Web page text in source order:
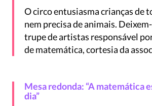
O circo entusiasma crianças de
nem precisa de animais.
trupe de artistas responsável
de matemática, cortesia da
Mesa redonda: “A matemática
dia”